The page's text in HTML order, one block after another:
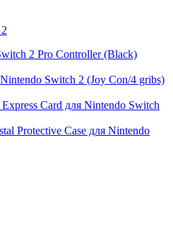
2 Pro Controller (Black)
Switch 2 (Joy Con/4 gribs)
Card для Nintendo Switch
Protective Case для Nintendo